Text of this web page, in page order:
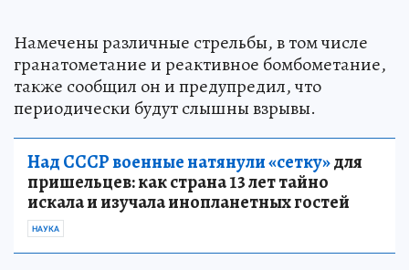
Намечены различные стрельбы, в том числе
гранатометание и реактивное бомбометание,
также сообщил он и предупредил, что
периодически будут слышны взрывы.
Над СССР военные натянули «сетку»для
пришельцев: как страна 13 лет тайно
искала и изучала инопланетных гостей
НАУКА